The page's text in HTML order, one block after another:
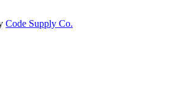
Code Supply Co.